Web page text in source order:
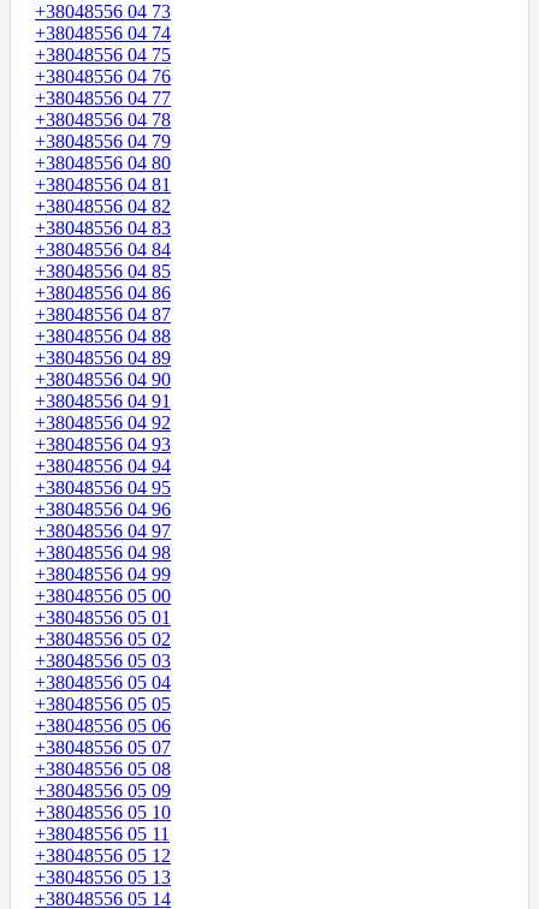
+38048556 04 73
+38048556 04 74
+38048556 04 75
+38048556 04 76
+38048556 04 77
+38048556 04 78
+38048556 04 79
+38048556 04 80
+38048556 04 81
+38048556 04 82
+38048556 04 83
+38048556 04 84
+38048556 04 85
+38048556 04 86
+38048556 04 87
+38048556 04 88
+38048556 04 89
+38048556 04 90
+38048556 04 91
+38048556 04 92
+38048556 04 93
+38048556 04 94
+38048556 04 95
+38048556 04 96
+38048556 04 97
+38048556 04 98
+38048556 04 99
+38048556 05 00
+38048556 05 01
+38048556 05 02
+38048556 05 03
+38048556 05 04
+38048556 05 05
+38048556 05 06
+38048556 05 07
+38048556 05 08
+38048556 05 09
+38048556 05 10
+38048556 05 11
+38048556 05 12
+38048556 05 13
+38048556 05 14